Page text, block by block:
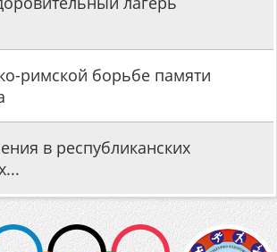
римской борьбе памяти
в республиканских